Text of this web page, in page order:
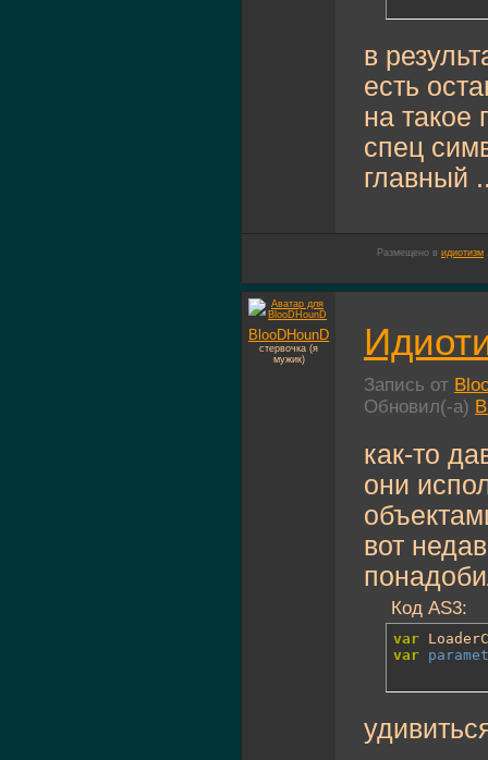
в
есть
на такое
спец
главный
Размещено в идиотизм
BlooDHounD
стервочка (я
мужик)
Запись от
Обновил(-а)
как-то
они
вот
Код AS3:
var
var